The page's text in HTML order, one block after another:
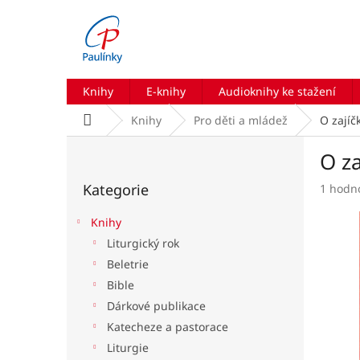
Knihy E-knihy Audioknihy ke stažení
Domů Knihy Pro děti a mládež O
kategorie
Kategorie
Knihy
Liturgický rok
Beletrie
Bible
Dárkové publikace
Katecheze a pastorace
Liturgie
O
1